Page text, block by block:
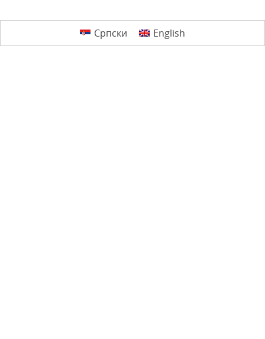
Српски English